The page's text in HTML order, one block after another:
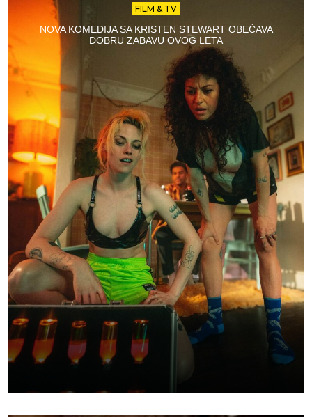
FILM & TV
NOVA KOMEDIJA SA KRISTEN STEWART OBEĆAVA
DOBRU ZABAVU OVOG LETA